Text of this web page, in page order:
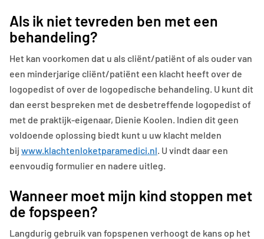
Als ik niet tevreden ben met een
behandeling?
Het kan voorkomen dat u als cliënt/patiënt of als ouder van
een minderjarige cliënt/patiënt een klacht heeft over de
logopedist of over de logopedische behandeling. U kunt dit
dan eerst bespreken met de desbetreffende logopedist of
met de praktijk-eigenaar, Dienie Koolen. Indien dit geen
voldoende oplossing biedt kunt u uw klacht melden
bij www.klachtenloketparamedici.nl. U vindt daar een
eenvoudig formulier en nadere uitleg.
Wanneer moet mijn kind stoppen met
de fopspeen?
Langdurig gebruik van fopspenen verhoogt de kans op het